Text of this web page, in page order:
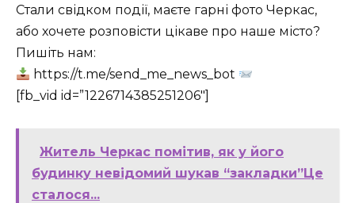
Стали свідком події, маєте гарні фото Черкас,
або хочете розповісти цікаве про наше місто?
Пишіть нам:
https://t.me/send_me_news_bot
[fb_vid id=”1226714385251206″]
Житель Черкас помітив, як у його
будинку невідомий шукав “закладки”Це
сталося...